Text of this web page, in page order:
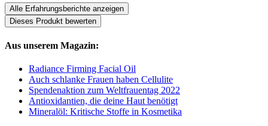
Alle Erfahrungsberichte anzeigen
Dieses Produkt bewerten
Aus unserem Magazin:
Radiance Firming Facial Oil
Auch schlanke Frauen haben Cellulite
Spendenaktion zum Weltfrauentag 2022
Antioxidantien, die deine Haut benötigt
Mineralöl: Kritische Stoffe in Kosmetika